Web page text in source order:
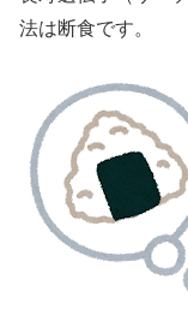
法は断食です。